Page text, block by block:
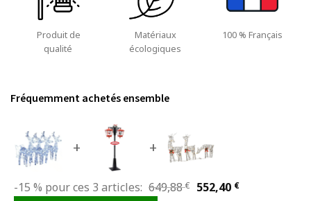
Produit de
qualité
Matériaux
écologiques
100 % Français
Fréquemment achetés ensemble
+ +
-15 % pour ces 3 articles: 649,88€
Le
552,40 €Le